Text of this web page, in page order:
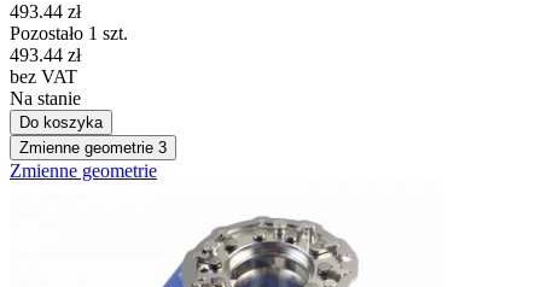
493.44 zł
Pozostało 1 szt.
493.44 zł
bez VAT
Na stanie
Do koszyka
Zmienne geometrie 3
Zmienne geometrie